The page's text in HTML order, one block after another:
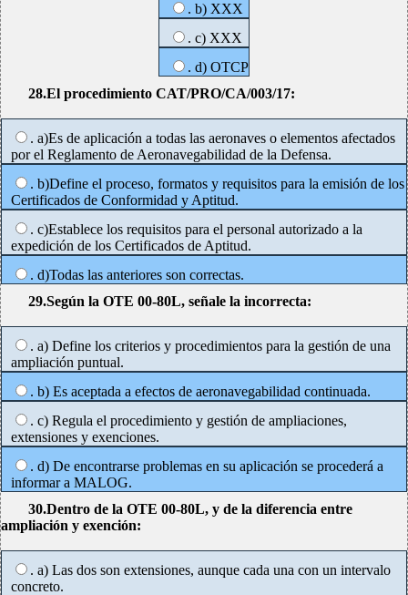
. b) XXX
. c) XXX
. d) OTCP
28.El procedimiento CAT/PRO/CA/003/17:
. a)Es de aplicación a todas las aeronaves o elementos afectados
por el Reglamento de Aeronavegabilidad de la Defensa.
. b)Define el proceso, formatos y requisitos para la emisión de los
Certificados de Conformidad y Aptitud.
. c)Establece los requisitos para el personal autorizado a la
expedición de los Certificados de Aptitud.
. d)Todas las anteriores son correctas.
29.Según la OTE 00-80L, señale la incorrecta:
. a) Define los criterios y procedimientos para la gestión de una
ampliación puntual.
. b) Es aceptada a efectos de aeronavegabilidad continuada.
. c) Regula el procedimiento y gestión de ampliaciones,
extensiones y exenciones.
. d) De encontrarse problemas en su aplicación se procederá a
informar a MALOG.
30.Dentro de la OTE 00-80L, y de la diferencia entre
ampliación y exención:
. a) Las dos son extensiones, aunque cada una con un intervalo
concreto.